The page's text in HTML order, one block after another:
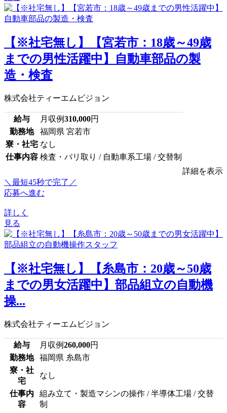
【※社宅無し】【宮若市：18歳～49歳
までの男性活躍中】自動車部品の製
造・検査
株式会社ティーエムビジョン
給与 月収例310,000円
勤務地
福岡県 宮若市
寮・社宅 なし
仕事内容 検査・バリ取り / 自動車系工場 / 交替制
詳細を表示
＼最短45秒で完了／
応募へ進む
詳しく
見る
【※社宅無し】【糸島市：20歳～50歳
までの男女活躍中】部品組立の自動機
操...
株式会社ティーエムビジョン
給与 月収例260,000円
勤務地
福岡県 糸島市
寮・社
宅
なし
仕事内
容
組み立て・製造マシンの操作 / 半導体工場 / 交替
制